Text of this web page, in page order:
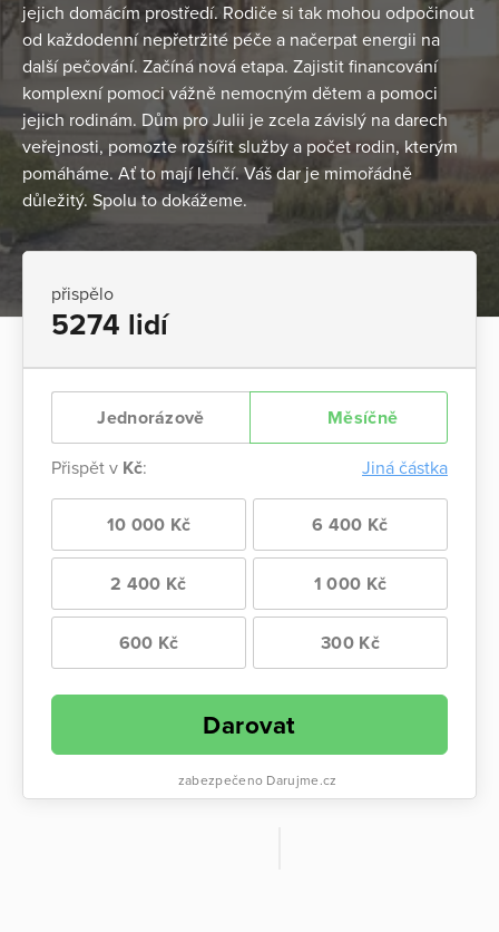
jejich domácím prostředí. Rodiče si tak mohou odpočinout
od každodenní nepřetržité péče a načerpat energii na
další pečování. Začíná nová etapa. Zajistit financování
komplexní pomoci vážně nemocným dětem a pomoci
jejich rodinám. Dům pro Julii je zcela závislý na darech
veřejnosti, pomozte rozšířit služby a počet rodin, kterým
pomáháme. Ať to mají lehčí. Váš dar je mimořádně
důležitý. Spolu to dokážeme.
přispělo
5274 lidí
Jednorázově Měsíčně
Přispět v Kč: Jiná částka
10 000 Kč 6 400 Kč
2 400 Kč 1 000 Kč
600 Kč 300 Kč
Darovat
zabezpečeno Darujme.cz